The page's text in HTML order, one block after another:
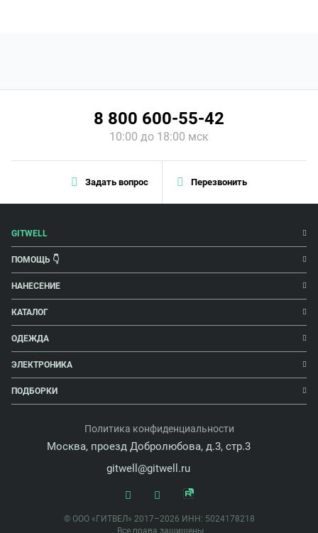
Задать вопрос Перезвонить
8 800 600-55-42
10:00 до 18:00 мск
GITWELL
ПОМОЩЬ 👇
НАНЕСЕНИЕ
КАТАЛОГ
ОДЕЖДА
ЭЛЕКТРОНИКА
ПОДБОРКИ
Политика конфиденциальности
Москва, проезд Добролюбова, д.3, стр.3
gitwell@gitwell.ru
© ООО «ГИТВЕЛ» 2017–2026 ИНН: 5024178218
Все права защищены